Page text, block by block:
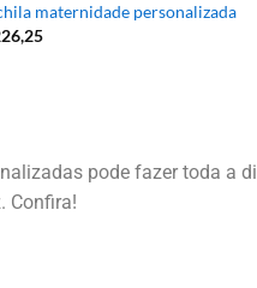
maternidade personalizada
pode fazer toda a
Confira!